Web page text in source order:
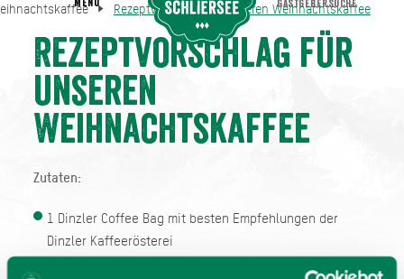
Rezeptvorschlag für unseren Weihnachtskaffee
Rezeptvorschlag für
unseren
Weihnachtskaffee
Zutaten:
1 Dinzler Coffee Bag mit besten Empfehlungen der
Dinzler Kaffeerösterei
Rezeptvorschlag für unseren Weihnachtskaffee
MENU GASTGEBERSUCHE